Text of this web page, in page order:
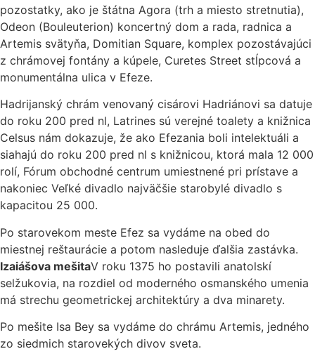
pozostatky, ako je štátna Agora (trh a miesto stretnutia),
Odeon (Bouleuterion) koncertný dom a rada, radnica a
Artemis svätyňa, Domitian Square, komplex pozostávajúci
z chrámovej fontány a kúpele, Curetes Street stĺpcová a
monumentálna ulica v Efeze.
Hadrijanský chrám venovaný cisárovi Hadriánovi sa datuje
do roku 200 pred nl, Latrines sú verejné toalety a knižnica
Celsus nám dokazuje, že ako Efezania boli intelektuáli a
siahajú do roku 200 pred nl s knižnicou, ktorá mala 12 000
rolí, Fórum obchodné centrum umiestnené pri prístave a
nakoniec Veľké divadlo najväčšie starobylé divadlo s
kapacitou 25 000.
Po starovekom meste Efez sa vydáme na obed do
miestnej reštaurácie a potom nasleduje ďalšia zastávka.
Izaiášova mešitaV roku 1375 ho postavili anatolskí
selžukovia, na rozdiel od moderného osmanského umenia
má strechu geometrickej architektúry a dva minarety.
Po mešite Isa Bey sa vydáme do chrámu Artemis, jedného
zo siedmich starovekých divov sveta.